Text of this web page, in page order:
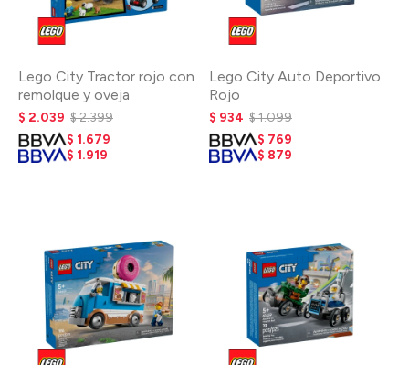
Lego City Tractor rojo con
remolque y oveja
$ 2.039 $2.399
$ 1.679
$ 1.919
Lego City Auto Deportivo
Rojo
$ 934 $1.099
$ 769
$ 879